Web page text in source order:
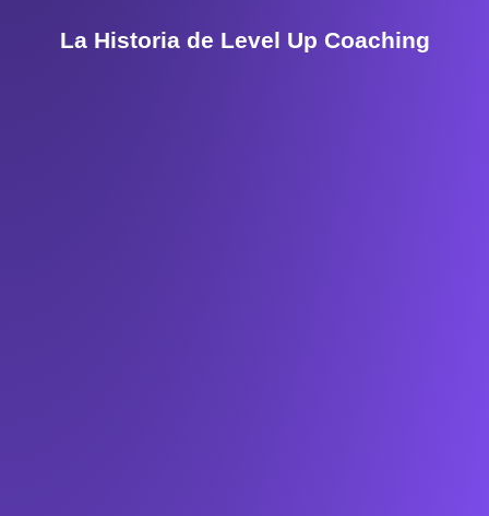
La Historia de Level Up Coaching